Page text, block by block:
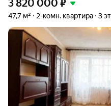
3 820 000 ₽
47,7 м² 2-комн. квартира 3